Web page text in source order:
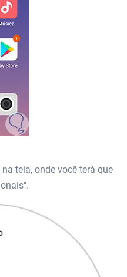
tela, onde você terá que